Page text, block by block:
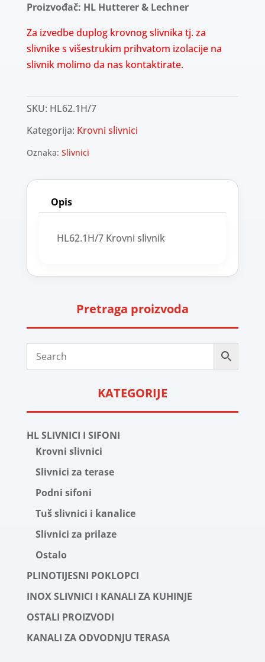
Proizvođač: HL Hutterer & Lechner
Za izvedbe duplog krovnog slivnika tj. za
slivnike s višestrukim prihvatom izolacije na
slivnik molimo da nas kontaktirate.
SKU: HL62.1H/7
Kategorija: Krovni slivnici
Oznaka: Slivnici
Opis
HL62.1H/7 Krovni slivnik
Pretraga proizvoda
KATEGORIJE
HL SLIVNICI I SIFONI
Krovni slivnici
Slivnici za terase
Podni sifoni
Tuš slivnici i kanalice
Slivnici za prilaze
Ostalo
PLINOTIJESNI POKLOPCI
INOX SLIVNICI I KANALI ZA KUHINJE
OSTALI PROIZVODI
KANALI ZA ODVODNJU TERASA